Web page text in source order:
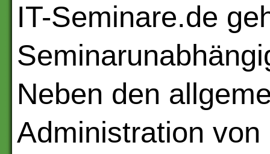
IT-Seminare.de
Neben den
Administration